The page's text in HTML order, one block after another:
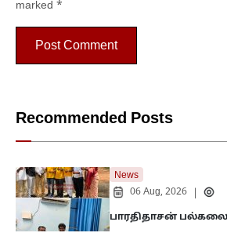
marked *
Recommended Posts
News
06 Aug, 2026
பாரதிதாசன்